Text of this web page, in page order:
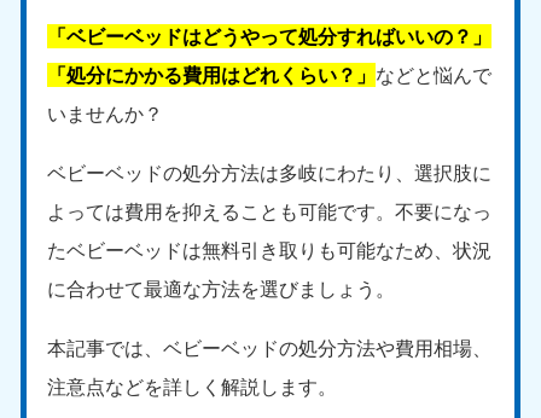
「ベビーベッドはどうやって処分すればいいの？」
「処分にかかる費用はどれくらい？」 などと悩んで
いませんか？
ベビーベッドの処分方法は多岐にわたり、選択肢に
よっては費用を抑えることも可能です。不要になっ
たベビーベッドは無料引き取りも可能なため、状況
に合わせて最適な方法を選びましょう。
本記事では、ベビーベッドの処分方法や費用相場、
注意点などを詳しく解説します。